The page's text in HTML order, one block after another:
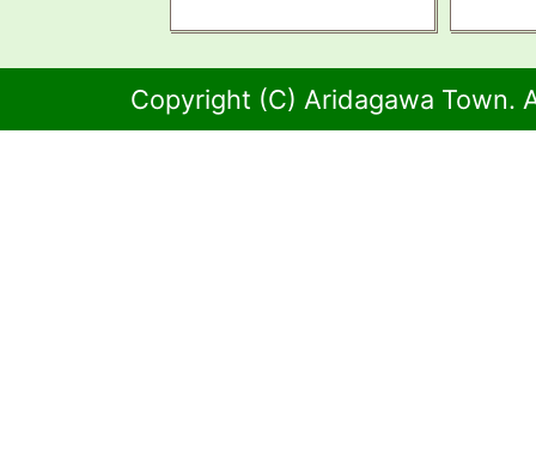
Copyright (C) Aridagawa Town.